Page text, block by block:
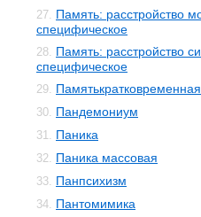
27. Память: расстройство
специфическое
28. Память: расстройство
специфическое
29.
30. Пандемониум
31. Паника
32. Паника массовая
33. Панпсихизм
34. Пантомимика